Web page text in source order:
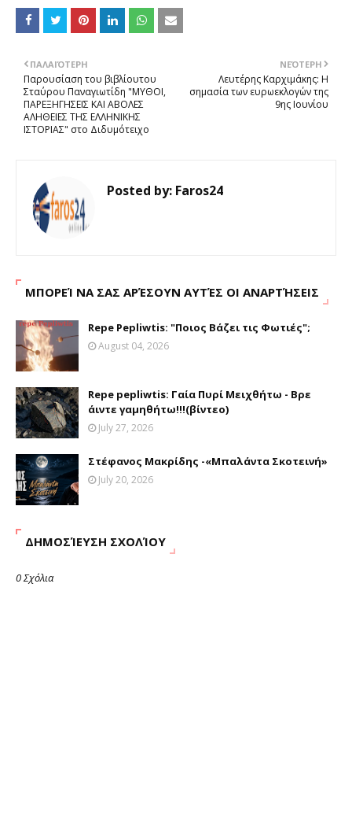
ΝΕΌΤΕΡΗ
Λευτέρης Καρχιμάκης: Η
σημασία των ευρωεκλογών της
9ης Ιουνίου
ΠΑΛΑΙΌΤΕΡΗ
Παρουσίαση του βιβλίουτου
Σταύρου Παναγιωτίδη "ΜΥΘΟΙ,
ΠΑΡΕΞΗΓΗΣΕΙΣ ΚΑΙ ΑΒΟΛΕΣ
ΑΛΗΘΕΙΕΣ ΤΗΣ ΕΛΛΗΝΙΚΗΣ
ΙΣΤΟΡΙΑΣ" στο Διδυμότειχο
Posted by: Faros24
ΜΠΟΡΕΊ ΝΑ ΣΑΣ ΑΡΈΣΟΥΝ ΑΥΤΈΣ ΟΙ ΑΝΑΡΤΉΣΕΙΣ
Repe Pepliwtis: "Ποιος Βάζει τις Φωτιές";
August 04, 2026
Repe pepliwtis: Γαία Πυρί Μειχθήτω - Βρε
άιντε γαμηθήτω!!!(βίντεο)
July 27, 2026
Στέφανος Μακρίδης -«Μπαλάντα Σκοτεινή»
July 20, 2026
ΔΗΜΟΣΊΕΥΣΗ ΣΧΟΛΊΟΥ
0 Σχόλια